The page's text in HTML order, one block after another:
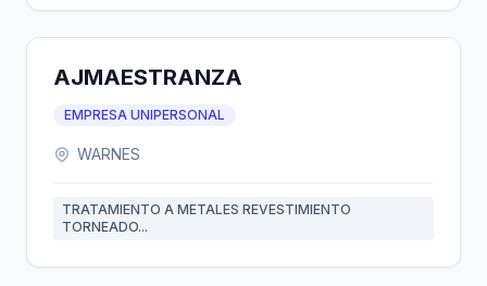
AJMAESTRANZA
EMPRESA UNIPERSONAL
WARNES
TRATAMIENTO A METALES REVESTIMIENTO
TORNEADO...